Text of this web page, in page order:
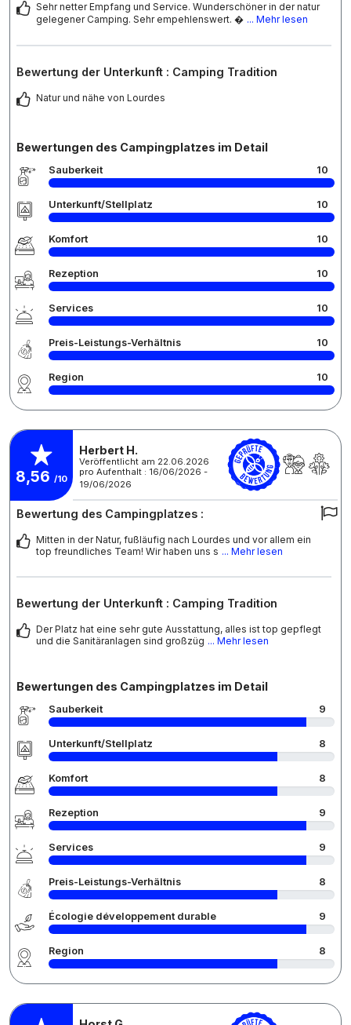
Sehr netter Empfang und Service. Wunderschöner in der natur
gelegener Camping. Sehr empehlenswert.  ... Mehr lesen
Bewertung der Unterkunft : Camping Tradition
Natur und nähe von Lourdes
Bewertungen des Campingplatzes im Detail
Sauberkeit 10
Unterkunft/Stellplatz 10
Komfort 10
Rezeption 10
Services 10
Preis-Leistungs-Verhältnis 10
Region 10
8,56 /10
Herbert H.
Veröffentlicht am 22.06.2026
pro Aufenthalt : 16/06/2026 -
19/06/2026
Bewertung des Campingplatzes :
Mitten in der Natur, fußläufig nach Lourdes und vor allem ein
top freundliches Team! Wir haben uns s ... Mehr lesen
Bewertung der Unterkunft : Camping Tradition
Der Platz hat eine sehr gute Ausstattung, alles ist top gepflegt
und die Sanitäranlagen sind großzüg ... Mehr lesen
Bewertungen des Campingplatzes im Detail
Sauberkeit 9
Unterkunft/Stellplatz 8
Komfort 8
Rezeption 9
Services 9
Preis-Leistungs-Verhältnis 8
Écologie développement durable 9
Region 8